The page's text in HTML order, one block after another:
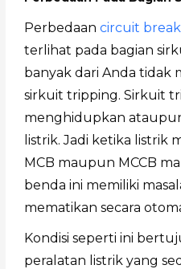
Perbedaan circuit
terlihat pada bagian
banyak dari Anda tidak
sirkuit tripping. Sirkuit
menghidupkan
listrik. Jadi ketika listrik
MCB maupun MCCB
benda ini memiliki
mematikan secara
Kondisi seperti ini
peralatan listrik yang